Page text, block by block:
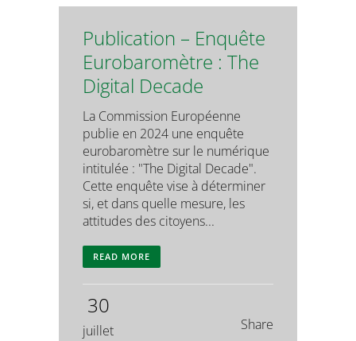
Publication – Enquête
Eurobaromètre : The
Digital Decade
La Commission Européenne
publie en 2024 une enquête
eurobaromètre sur le numérique
intitulée : "The Digital Decade".
Cette enquête vise à déterminer
si, et dans quelle mesure, les
attitudes des citoyens...
READ MORE
30
juillet Share